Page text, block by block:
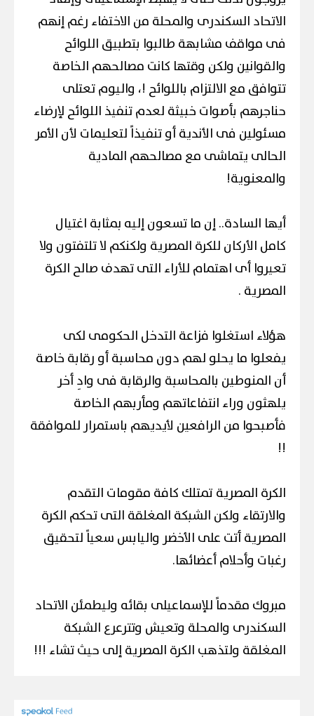
الاتحاد السكندرى والمحلة من الاختفاء رغم إنهم
فى مواقف مشابهة طالبوا بتطبيق اللوائح
والقوانين ولكن وقتها كانت مصالحهم الخاصة
تتوافق مع الالتزام باللوائح !، واليوم تعتلى
حناجرهم بأصوات خبيثة لعدم تنفيذ اللوائح لإرضاء
مسئولين فى الأندية أو تنفيذاً لتعليمات لأن الأمر
الحالى يتماشى مع مصالحهم المادية
والمعنوية!
أيها السادة.. إن ما تسعون إليه بمثابة اغتيال
كامل الأركان للكرة المصرية ولكنكم لا تلتفتون ولا
تعيروا أى اهتمام للأراء التى تهدف صالح الكرة
المصرية .
هؤلاء استغلوا فزاعة التدخل الحكومى لكى
يفعلوا ما يحلو لهم دون محاسبة أو رقابة خاصة
أن المنوطين بالمحاسبة والرقابة فى وادِ أخر
يلهثون وراء انتفاعاتهم ومأربهم الخاصة
فأصبحوا من الرافعين لأيديهم باستمرار للموافقة
!!
الكرة المصرية تمتلك كافة مقومات التقدم
والارتقاء ولكن الشبكة المغلقة التى تحكم الكرة
المصرية أتت على الأخضر واليابس سعياً لتحقيق
رغبات وأحلام أعضائها.
مبروك مقدماً للإسماعيلى بقائه وليطمئن الاتحاد
السكندرى والمحلة وتعيش وتترعرع الشبكة
المغلقة ولتذهب الكرة المصرية إلى حيث تشاء !!!